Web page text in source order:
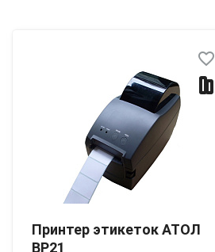
Принтер этикеток АТОЛ
BP21
favorite_border